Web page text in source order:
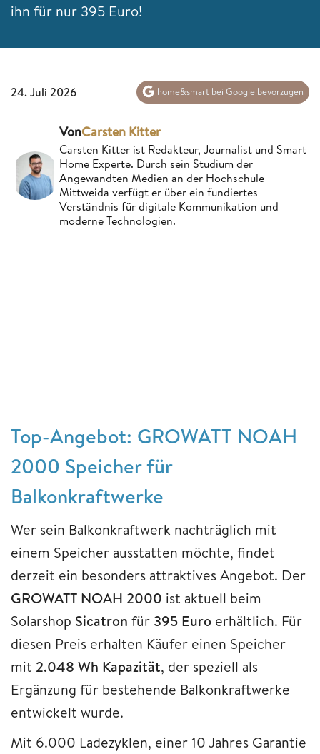
ihn für nur 395 Euro!
24. Juli 2026 home&smart bei Google bevorzugen
VonCarsten Kitter
Carsten Kitter ist Redakteur, Journalist und Smart
Home Experte. Durch sein Studium der
Angewandten Medien an der Hochschule
Mittweida verfügt er über ein fundiertes
Verständnis für digitale Kommunikation und
moderne Technologien.
Top-Angebot: GROWATT NOAH
2000 Speicher für
Balkonkraftwerke
Wer sein Balkonkraftwerk nachträglich mit
einem Speicher ausstatten möchte, findet
derzeit ein besonders attraktives Angebot. Der
GROWATT NOAH 2000 ist aktuell beim
Solarshop Sicatron für 395 Euro erhältlich. Für
diesen Preis erhalten Käufer einen Speicher
mit 2.048 Wh Kapazität, der speziell als
Ergänzung für bestehende Balkonkraftwerke
entwickelt wurde.
Mit 6.000 Ladezyklen, einer 10 Jahres Garantie